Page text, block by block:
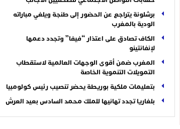
برشلونة يتراجع عن الحضور إلى طنجة ويلغي مباراته
الودية بالمغرب
الكاف تصادق على اعتذار “فيفا” وتجدد دعمها
لإنفانتينو
المغرب ضمن أقوى الوجهات العالمية لاستقطاب
التمويلات التنموية الخاصة
بتعليمات ملكية بوريطة يحضر تنصيب رئيس كولومبيا
بلغاريا تجدد تهانيها للملك محمد السادس بعيد العرش